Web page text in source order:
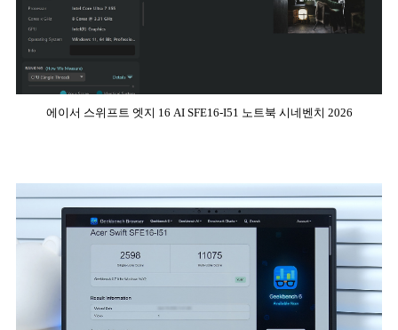
에이서 스위프트 엣지 16 AI SFE16-I51 노트북 시네벤치 2026